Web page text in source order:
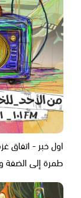
اول خبر - اتفاق
طمرة إلى الضفة واللد -